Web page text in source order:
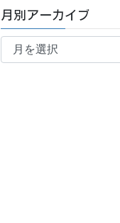
月別アーカイブ
月